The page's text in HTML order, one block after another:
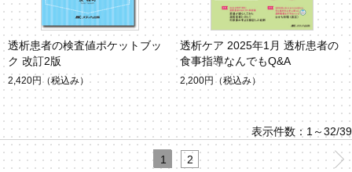
透析患者の検査値ポケットブッ
ク 改訂2版
2,420円 （税込み）
透析ケア 2025年1月 透析患者の
食事指導なんでもQ&A
2,200円 （税込み）
表示件数：1～32/39
1 2